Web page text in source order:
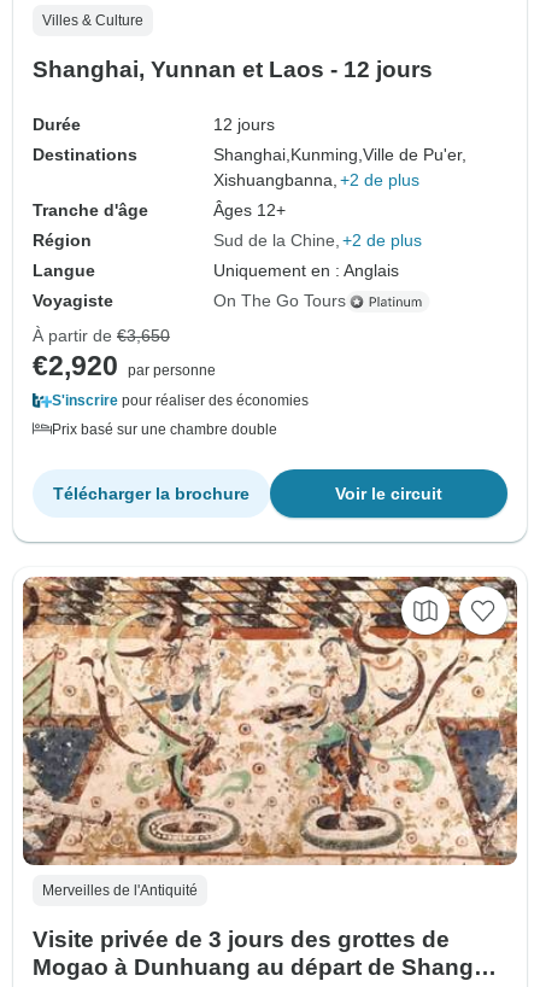
Villes & Culture
Shanghai, Yunnan et Laos - 12 jours
Durée
12 jours
Destinations
Shanghai,Kunming,Ville de Pu'er,
Xishuangbanna, +2 de plus
Tranche d'âge
Âges 12+
Région
Sud de la Chine +2 de plus
Langue
Uniquement en : Anglais
Voyagiste
On The Go Tours
À partir de €3,650
€2,920
par personne
S'inscrire pour réaliser des économies
Prix basé sur une chambre double
Voir le circuit
Télécharger la brochure
Merveilles de l'Antiquité
Visite privée de 3 jours des grottes de
Mogao à Dunhuang au départ de Shanghai